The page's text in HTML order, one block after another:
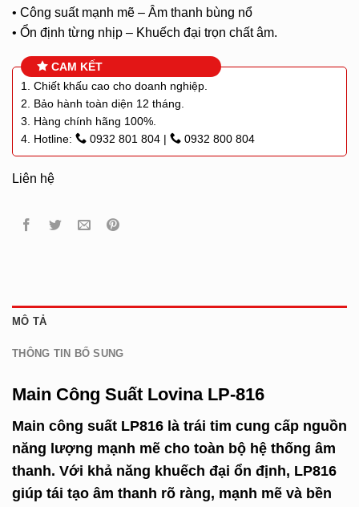
• Công suất mạnh mẽ – Âm thanh bùng nổ
• Ổn định từng nhịp – Khuếch đại trọn chất âm.
CAM KẾT
1. Chiết khấu cao cho doanh nghiệp.
2. Bảo hành toàn diện 12 tháng.
3. Hàng chính hãng 100%.
4. Hotline:
0932 801 804 | 0932 800 804
Liên hệ
MÔ TẢ
THÔNG TIN BỔ SUNG
Main Công Suất Lovina LP-816
Main công suất LP816 là trái tim cung cấp nguồn
năng lượng mạnh mẽ cho toàn bộ hệ thống âm
thanh. Với khả năng khuếch đại ổn định, LP816
giúp tái tạo âm thanh rõ ràng, mạnh mẽ và bền